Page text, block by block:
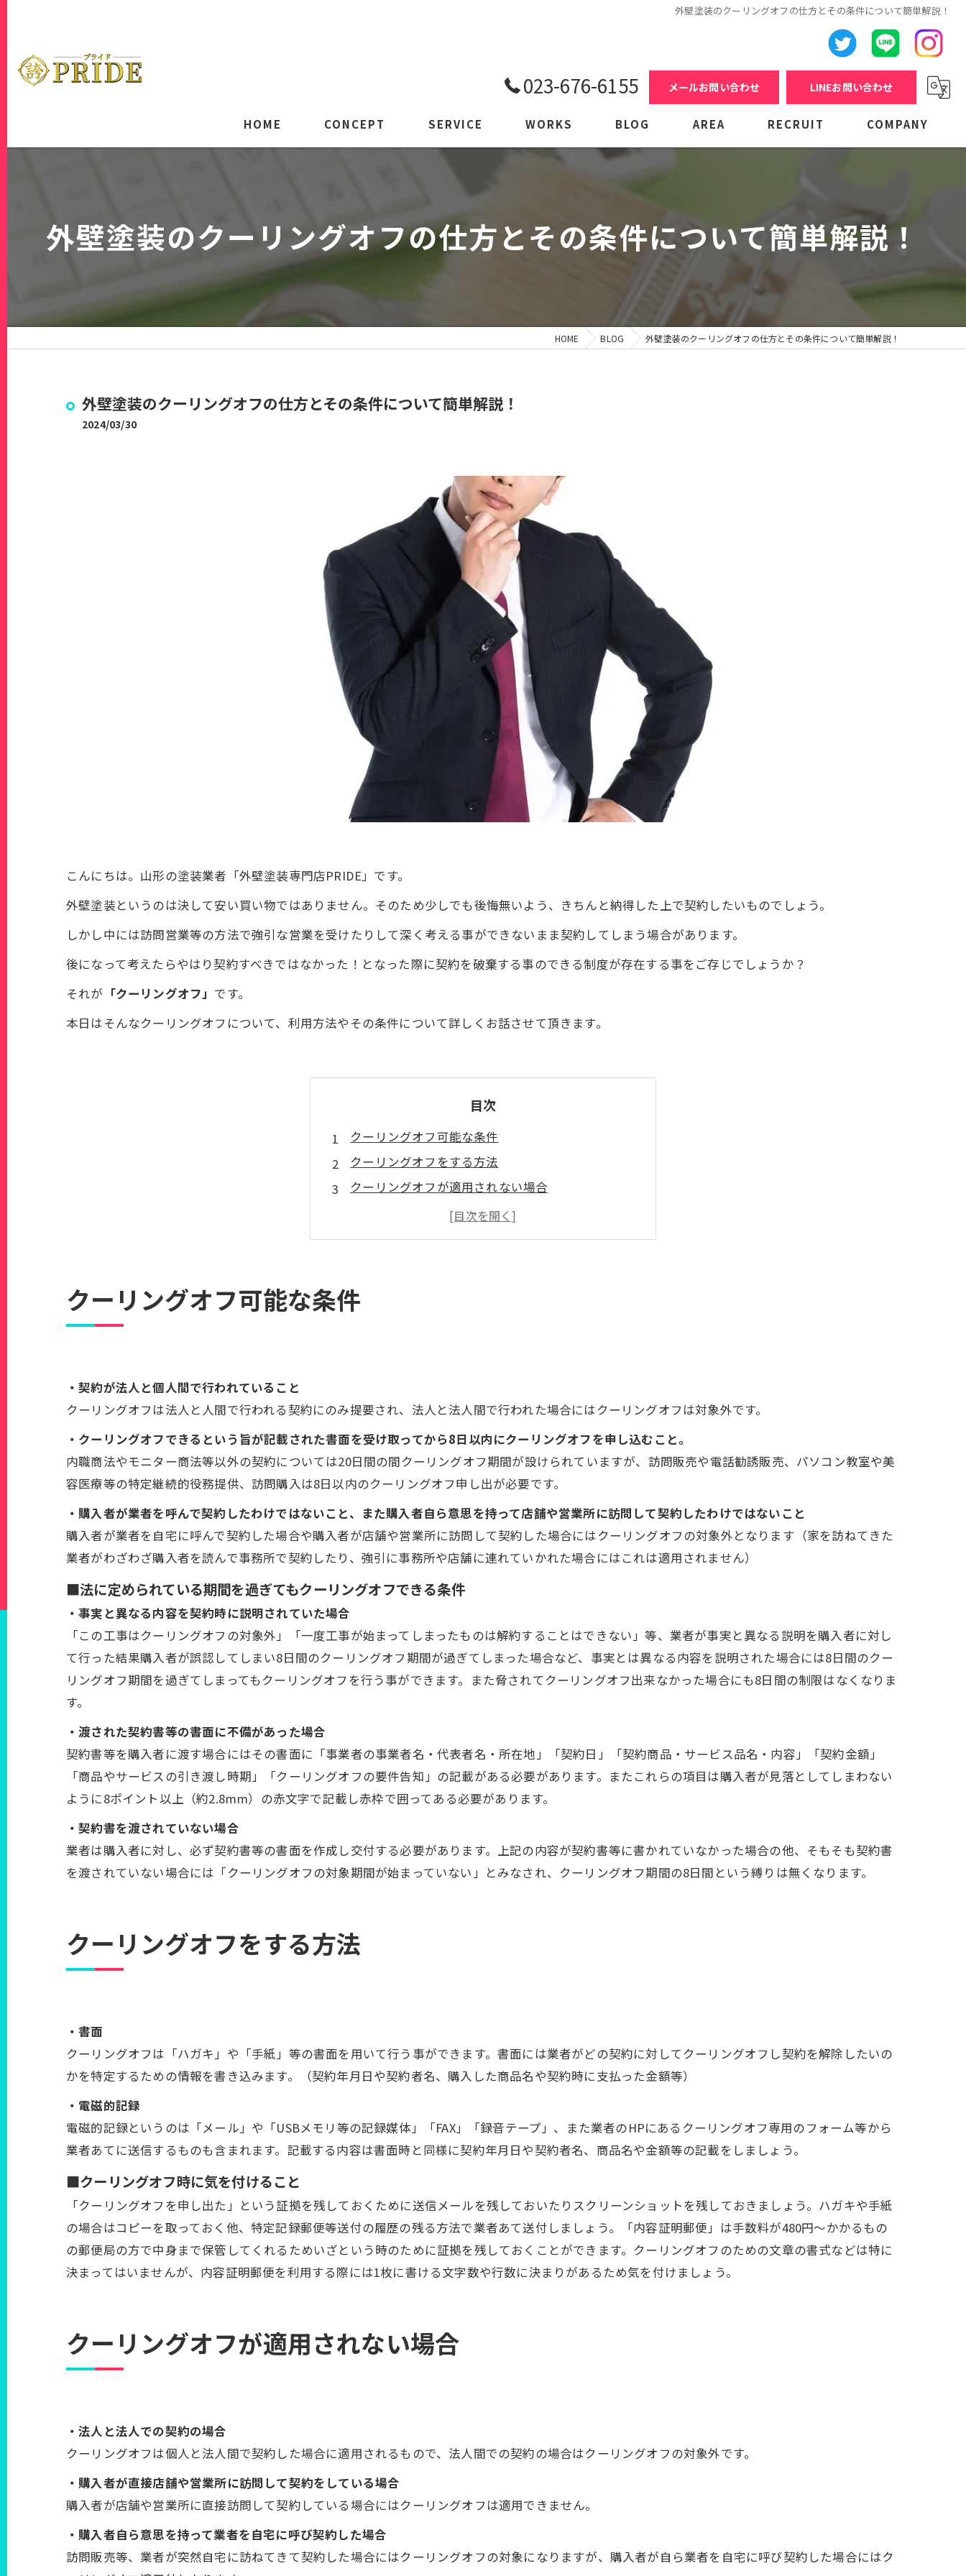
外壁塗装のクーリングオフの仕方とその条件について簡単解説！
023-676-6155 メールお問い合わせ LINEお問い合わせ
HOME CONCEPT SERVICE WORKS BLOG AREA RECRUIT COMPANY
外壁塗装のクーリングオフの仕方とその条件について簡単解説！
HOME BLOG 外壁塗装のクーリングオフの仕方とその条件について簡単解説！
外壁塗装のクーリングオフの仕方とその条件について簡単解説！
2024/03/30
こんにちは。山形の塗装業者「外壁塗装専門店PRIDE」です。
外壁塗装というのは決して安い買い物ではありません。そのため少しでも後悔無いよう、きちんと納得した上で契約したいものでしょう。
しかし中には訪問営業等の方法で強引な営業を受けたりして深く考える事ができないまま契約してしまう場合があります。
後になって考えたらやはり契約すべきではなかった！となった際に契約を破棄する事のできる制度が存在する事をご存じでしょうか？
それが 「クーリングオフ」 です。
本日はそんなクーリングオフについて、利用方法やその条件について詳しくお話させて頂きます。
目次
クーリングオフ可能な条件
クーリングオフをする方法
クーリングオフが適用されない場合
クーリングオフの申し出を無視されてしまった場合
まとめ
クーリングオフ可能な条件
・契約が法人と個人間で行われていること
クーリングオフは法人と人間で行われる契約にのみ提要され、法人と法人間で行われた場合にはクーリングオフは対象外です。
・クーリングオフできるという旨が記載された書面を受け取ってから8日以内にクーリングオフを申し込むこと。
内職商法やモニター商法等以外の契約については20日間の間クーリングオフ期間が設けられていますが、訪問販売や電話勧誘販売、パソコン教室や美
容医療等の特定継続的役務提供、訪問購入は8日以内のクーリングオフ申し出が必要です。
・購入者が業者を呼んで契約したわけではないこと、また購入者自ら意思を持って店舗や営業所に訪問して契約したわけではないこと
購入者が業者を自宅に呼んで契約した場合や購入者が店舗や営業所に訪問して契約した場合にはクーリングオフの対象外となります（家を訪ねてきた
業者がわざわざ購入者を読んで事務所で契約したり、強引に事務所や店舗に連れていかれた場合にはこれは適用されません）
■法に定められている期間を過ぎてもクーリングオフできる条件
・事実と異なる内容を契約時に説明されていた場合
「この工事はクーリングオフの対象外」「一度工事が始まってしまったものは解約することはできない」等、業者が事実と異なる説明を購入者に対し
て行った結果購入者が誤認してしまい8日間のクーリングオフ期間が過ぎてしまった場合など、事実とは異なる内容を説明された場合には8日間のクー
リングオフ期間を過ぎてしまってもクーリングオフを行う事ができます。また脅されてクーリングオフ出来なかった場合にも8日間の制限はなくなりま
す。
・渡された契約書等の書面に不備があった場合
契約書等を購入者に渡す場合にはその書面に「事業者の事業者名・代表者名・所在地」「契約日」「契約商品・サービス品名・内容」「契約金額」
「商品やサービスの引き渡し時期」「クーリングオフの要件告知」の記載がある必要があります。またこれらの項目は購入者が見落としてしまわない
ように8ポイント以上（約2.8mm）の赤文字で記載し赤枠で囲ってある必要があります。
・契約書を渡されていない場合
業者は購入者に対し、必ず契約書等の書面を作成し交付する必要があります。上記の内容が契約書等に書かれていなかった場合の他、そもそも契約書
を渡されていない場合には「クーリングオフの対象期間が始まっていない」とみなされ、クーリングオフ期間の8日間という縛りは無くなります。
クーリングオフをする方法
・書面
クーリングオフは「ハガキ」や「手紙」等の書面を用いて行う事ができます。書面には業者がどの契約に対してクーリングオフし契約を解除したいの
かを特定するための情報を書き込みます。（契約年月日や契約者名、購入した商品名や契約時に支払った金額等）
・電磁的記録
電磁的記録というのは「メール」や「USBメモリ等の記録媒体」「FAX」「録音テープ」、また業者のHPにあるクーリングオフ専用のフォーム等から
業者あてに送信するものも含まれます。記載する内容は書面時と同様に契約年月日や契約者名、商品名や金額等の記載をしましょう。
■クーリングオフ時に気を付けること
「クーリングオフを申し出た」という証拠を残しておくために送信メールを残しておいたりスクリーンショットを残しておきましょう。ハガキや手紙
の場合はコピーを取っておく他、特定記録郵便等送付の履歴の残る方法で業者あて送付しましょう。「内容証明郵便」は手数料が480円～かかるもの
の郵便局の方で中身まで保管してくれるためいざという時のために証拠を残しておくことができます。クーリングオフのための文章の書式などは特に
決まってはいませんが、内容証明郵便を利用する際には1枚に書ける文字数や行数に決まりがあるため気を付けましょう。
クーリングオフが適用されない場合
・法人と法人での契約の場合
クーリングオフは個人と法人間で契約した場合に適用されるもので、法人間での契約の場合はクーリングオフの対象外です。
・購入者が直接店舗や営業所に訪問して契約をしている場合
購入者が店舗や営業所に直接訪問して契約している場合にはクーリングオフは適用できません。
・購入者自ら意思を持って業者を自宅に呼び契約した場合
訪問販売等、業者が突然自宅に訪ねてきて契約した場合にはクーリングオフの対象になりますが、購入者が自ら業者を自宅に呼び契約した場合にはク